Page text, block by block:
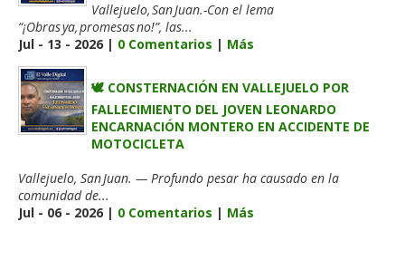
Vallejuelo, San Juan.-Con el lema
“¡Obras ya, promesas no!”, las...
Jul - 13 - 2026 | 0 Comentarios | Más
🕊️ CONSTERNACIÓN EN VALLEJUELO POR
FALLECIMIENTO DEL JOVEN LEONARDO
ENCARNACIÓN MONTERO EN ACCIDENTE DE
MOTOCICLETA
Vallejuelo, San Juan. — Profundo pesar ha causado en la
comunidad de...
Jul - 06 - 2026 | 0 Comentarios | Más